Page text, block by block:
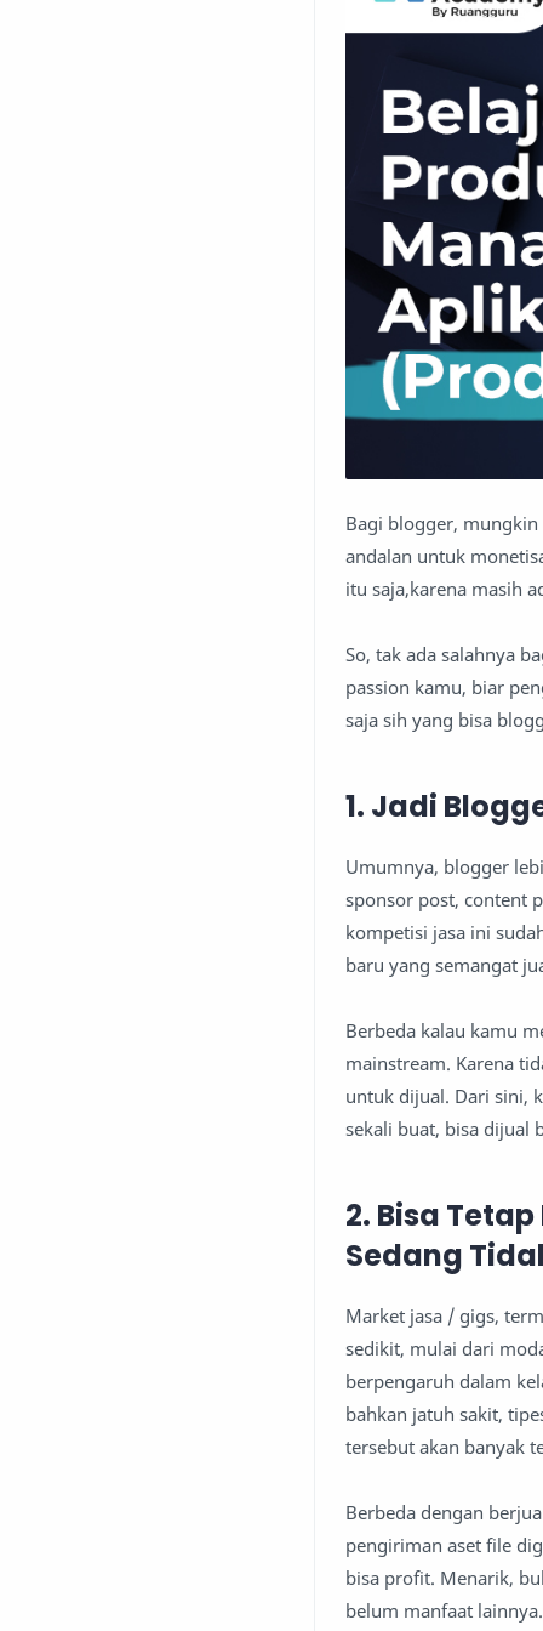
Bagi blogger,
andalan untuk
itu saja,karena masih
So, tak ada salahnya
passion kamu, biar
saja sih yang bisa
1. Jadi
Umumnya, blogger
sponsor post, content
kompetisi jasa ini
baru yang semangat
Berbeda kalau kamu
mainstream. Karena
untuk dijual. Dari sini,
sekali buat, bisa dijual
2. Bisa
Sedang
Market jasa / gigs,
sedikit, mulai dari
berpengaruh dalam
bahkan jatuh sakit,
tersebut akan banyak
Berbeda dengan
pengiriman aset file
bisa profit. Menarik,
belum manfaat lainnya.